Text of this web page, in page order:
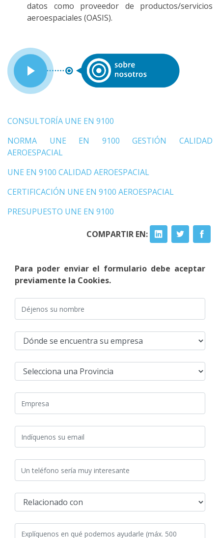
datos como proveedor de productos/servicios
aeroespaciales (OASIS).
CONSULTORÍA UNE EN 9100
NORMA UNE EN 9100 GESTIÓN CALIDAD
AEROESPACIAL
UNE EN 9100 CALIDAD AEROESPACIAL
CERTIFICACIÓN UNE EN 9100 AEROESPACIAL
PRESUPUESTO UNE EN 9100
COMPARTIR EN:
Para poder enviar el formulario debe aceptar
previamente la Cookies.